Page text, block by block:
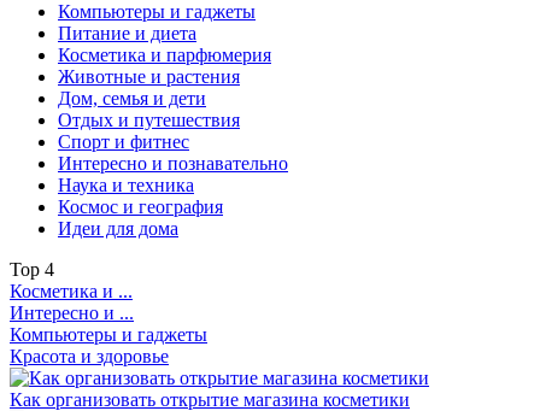
Компьютеры и гаджеты
Питание и диета
Косметика и парфюмерия
Животные и растения
Дом, семья и дети
Отдых и путешествия
Спорт и фитнес
Интересно и познавательно
Наука и техника
Космос и география
Идеи для дома
Top 4
Косметика и ...
Интересно и ...
Компьютеры и гаджеты
Красота и здоровье
Как организовать открытие магазина косметики